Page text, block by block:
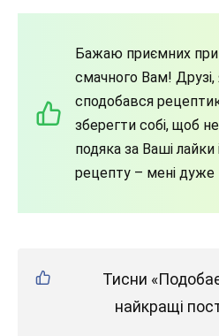
Бажаю приємних
смачного Вам!
сподобався
зберегти собі, щоб
подяка за Ваші
рецепту – мені
Тисни
найкращі